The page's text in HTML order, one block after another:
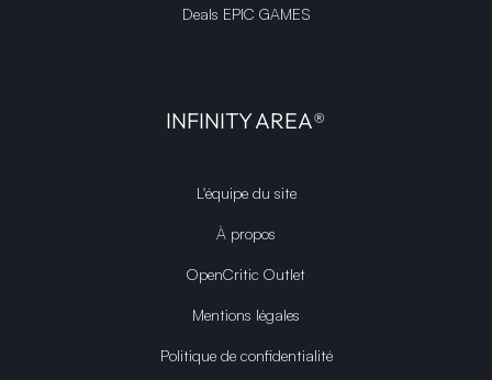
Deals EPIC GAMES
INFINITY AREA®
L'équipe du site
À propos
OpenCritic Outlet
Mentions légales
Politique de confidentialité